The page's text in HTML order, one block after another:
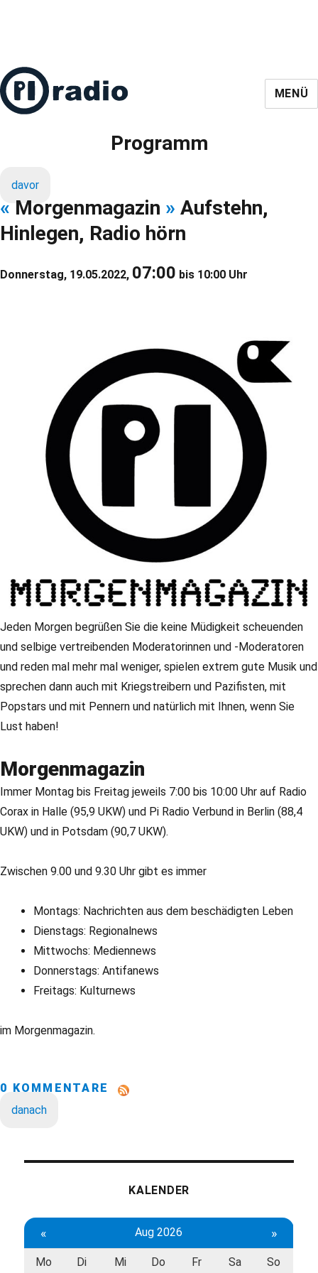
MENÜ
Programm
davor
« Morgenmagazin » Aufstehn,
Hinlegen, Radio hörn
Donnerstag, 19.05.2022, 07:00 bis 10:00 Uhr
Jeden Morgen begrüßen Sie die keine Müdigkeit scheuenden
und selbige vertreibenden Moderatorinnen und -Moderatoren
und reden mal mehr mal weniger, spielen extrem gute Musik und
sprechen dann auch mit Kriegstreibern und Pazifisten, mit
Popstars und mit Pennern und natürlich mit Ihnen, wenn Sie
Lust haben!
Morgenmagazin
Immer Montag bis Freitag jeweils 7:00 bis 10:00 Uhr auf Radio
Corax in Halle (95,9 UKW) und Pi Radio Verbund in Berlin (88,4
UKW) und in Potsdam (90,7 UKW).
Zwischen 9.00 und 9.30 Uhr gibt es immer
Montags: Nachrichten aus dem beschädigten Leben
Dienstags: Regionalnews
Mittwochs: Mediennews
Donnerstags: Antifanews
Freitags: Kulturnews
im Morgenmagazin.
0 KOMMENTARE
danach
KALENDER
« Aug 2026 »
Mo Di Mi Do Fr Sa So